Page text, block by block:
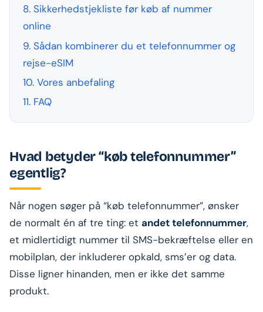
8. Sikkerhedstjekliste før køb af nummer
online
9. Sådan kombinerer du et telefonnummer og
rejse-eSIM
10. Vores anbefaling
11. FAQ
Hvad betyder “køb telefonnummer”
egentlig?
Når nogen søger på “køb telefonnummer”, ønsker
de normalt én af tre ting: et andet telefonnummer,
et midlertidigt nummer til SMS-bekræftelse eller en
mobilplan, der inkluderer opkald, sms’er og data.
Disse ligner hinanden, men er ikke det samme
produkt.